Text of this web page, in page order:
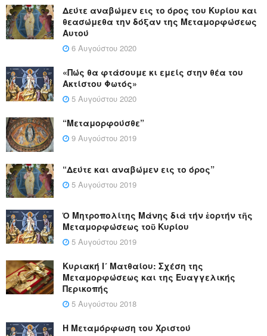
Δεύτε αναβώμεν εις το όρος του Κυρίου και
θεασώμεθα την δόξαν της Μεταμορφώσεως
Αυτού
6 Αυγούστου 2020
«Πώς θα φτάσουμε κι εμείς στην θέα του
Ακτίστου Φωτός»
5 Αυγούστου 2020
“Μεταμορφούσθε”
9 Αυγούστου 2019
“Δεύτε και αναβώμεν εις το όρος”
5 Αυγούστου 2019
Ὁ Μητροπολίτης Μάνης διά τήν ἑορτήν τῆς
Μεταμορφώσεως τοῦ Κυρίου
5 Αυγούστου 2019
Κυριακή Ι´ Ματθαίου: Σχέση της
Μεταμορφώσεως και της Ευαγγελικής
Περικοπής
5 Αυγούστου 2018
Η Μεταμόρφωση του Χριστού